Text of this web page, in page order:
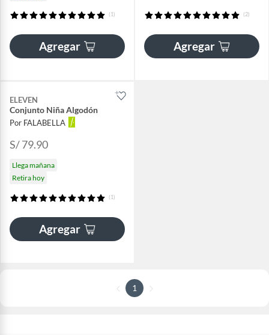
(1)
Agregar
(2)
Agregar
ELEVEN
Conjunto Niña Algodón
Por FALABELLA
S/ 79.90
Llega mañana
Retira hoy
(1)
Agregar
1